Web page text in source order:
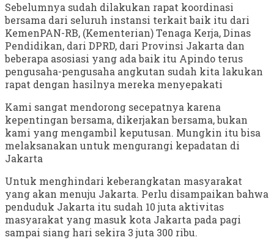
Sebelumnya sudah dilakukan rapat koordinasi
bersama dari seluruh instansi terkait baik itu dari
KemenPAN-RB, (Kementerian) Tenaga Kerja, Dinas
Pendidikan, dari DPRD, dari Provinsi Jakarta dan
beberapa asosiasi yang ada baik itu Apindo terus
pengusaha-pengusaha angkutan sudah kita lakukan
rapat dengan hasilnya mereka menyepakati
Kami sangat mendorong secepatnya karena
kepentingan bersama, dikerjakan bersama, bukan
kami yang mengambil keputusan. Mungkin itu bisa
melaksanakan untuk mengurangi kepadatan di
Jakarta
Untuk menghindari keberangkatan masyarakat
yang akan menuju Jakarta. Perlu disampaikan bahwa
penduduk Jakarta itu sudah 10 juta aktivitas
masyarakat yang masuk kota Jakarta pada pagi
sampai siang hari sekira 3 juta 300 ribu.